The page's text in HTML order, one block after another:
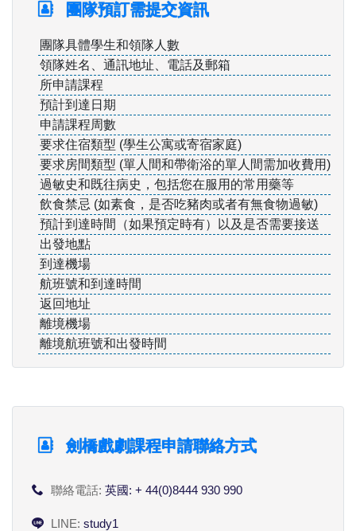
團隊預訂需提交資訊
團隊具體學生和領隊人數
領隊姓名、通訊地址、電話及郵箱
所申請課程
預計到達日期
申請課程周數
要求住宿類型 (學生公寓或寄宿家庭)
要求房間類型 (單人間和帶衛浴的單人間需加收費用)
過敏史和既往病史，包括您在服用的常用藥等
飲食禁忌 (如素食，是否吃豬肉或者有無食物過敏)
預計到達時間（如果預定時有）以及是否需要接送
出發地點
到達機場
航班號和到達時間
返回地址
離境機場
離境航班號和出發時間
劍橋戲劇課程申請聯絡方式
聯絡電話: 英國: + 44(0)8444 930 990
LINE: study1